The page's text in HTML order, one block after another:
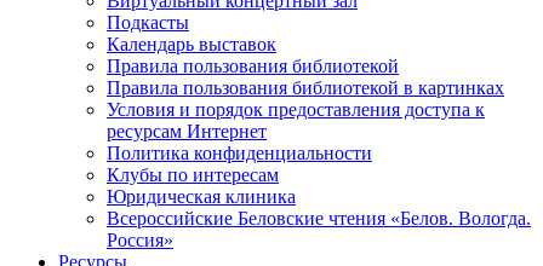
Подкасты
Календарь выставок
Правила пользования библиотекой
Правила пользования библиотекой в картинках
Условия и порядок предоставления доступа к
ресурсам Интернет
Политика конфиденциальности
Клубы по интересам
Юридическая клиника
Всероссийские Беловские чтения «Белов. Вологда.
Россия»
Ресурсы